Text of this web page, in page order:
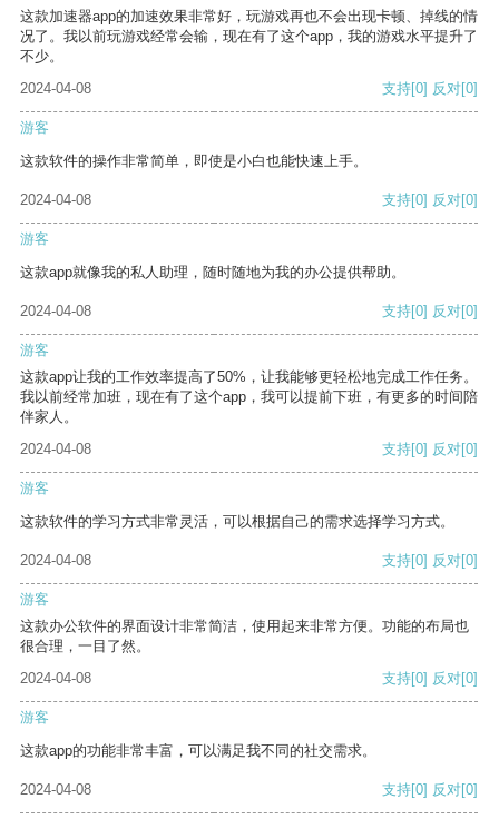
这款加速器app的加速效果非常好，玩游戏再也不会出现卡顿、掉线的情
况了。我以前玩游戏经常会输，现在有了这个app，我的游戏水平提升了
不少。
2024-04-08
支持[0] 反对[0]
游客
这款软件的操作非常简单，即使是小白也能快速上手。
2024-04-08 支持[0] 反对[0]
游客
这款app就像我的私人助理，随时随地为我的办公提供帮助。
2024-04-08 支持[0] 反对[0]
游客
这款app让我的工作效率提高了50%，让我能够更轻松地完成工作任务。
我以前经常加班，现在有了这个app，我可以提前下班，有更多的时间陪
伴家人。
2024-04-08
支持[0] 反对[0]
游客
这款软件的学习方式非常灵活，可以根据自己的需求选择学习方式。
2024-04-08 支持[0] 反对[0]
游客
这款办公软件的界面设计非常简洁，使用起来非常方便。功能的布局也
很合理，一目了然。
2024-04-08
支持[0] 反对[0]
游客
这款app的功能非常丰富，可以满足我不同的社交需求。
2024-04-08 支持[0] 反对[0]